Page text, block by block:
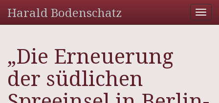
Harald Bodenschatz
„Die Erneuerung
der südlichen